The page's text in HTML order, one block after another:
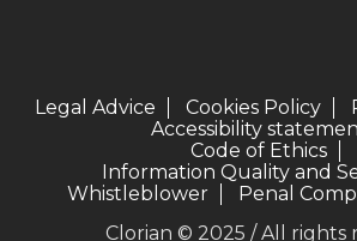
Legal Advice Cookies Policy
Accessibility
Code of Ethics
Information Quality and
Whistleblower
Penal
Clorian © 2025 / All rights